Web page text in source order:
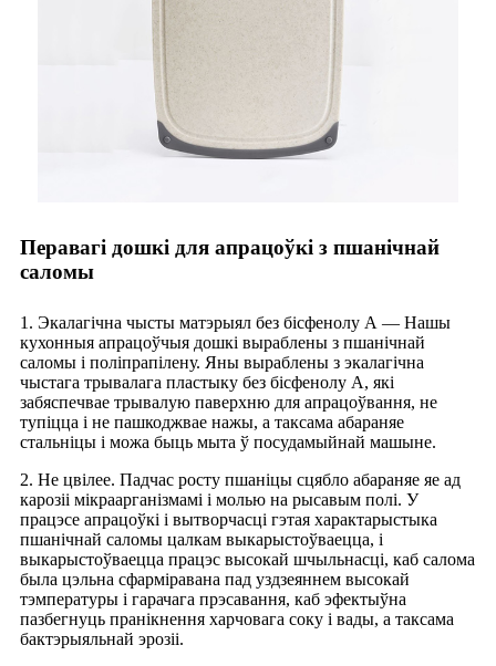
Перавагі дошкі для апрацоўкі з пшанічнай
саломы
1. Экалагічна чысты матэрыял без бісфенолу А — Нашы
кухонныя апрацоўчыя дошкі выраблены з пшанічнай
саломы і поліпрапілену. Яны выраблены з экалагічна
чыстага трывалага пластыку без бісфенолу А, які
забяспечвае трывалую паверхню для апрацоўвання, не
тупіцца і не пашкоджвае нажы, а таксама абараняе
стальніцы і можа быць мыта ў посудамыйнай машыне.
2. Не цвілее. Падчас росту пшаніцы сцябло абараняе яе ад
карозіі мікраарганізмамі і молью на рысавым полі. У
працэсе апрацоўкі і вытворчасці гэтая характарыстыка
пшанічнай саломы цалкам выкарыстоўваецца, і
выкарыстоўваецца працэс высокай шчыльнасці, каб салома
была цэльна сфарміравана пад уздзеяннем высокай
тэмпературы і гарачага прэсавання, каб эфектыўна
пазбегнуць пранікнення харчовага соку і вады, а таксама
бактэрыяльнай эрозіі.